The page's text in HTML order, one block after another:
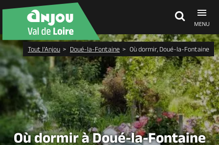
MENU
Découvrir
À voir, à faire
Agenda
Tout l’Anjou Doué-la-Fontaine Où dormir, Doué-la-Fontaine
Où dormir à Doué-la-Fontaine